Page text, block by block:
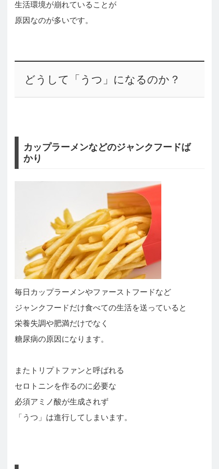
生活環境が崩れていることが
原因なのが多いです。
どうして「うつ」になるのか？
カップラーメンなどのジャンクフードば
かり
毎日カップラーメンやファーストフードなど
ジャンクフードだけ食べての生活を送っていると
栄養失調や肥満だけでなく
糖尿病の原因になります。
またトリプトファンと呼ばれる
セロトニンを作るのに必要な
必須アミノ酸が生成されず
「うつ」は進行してしまいます。